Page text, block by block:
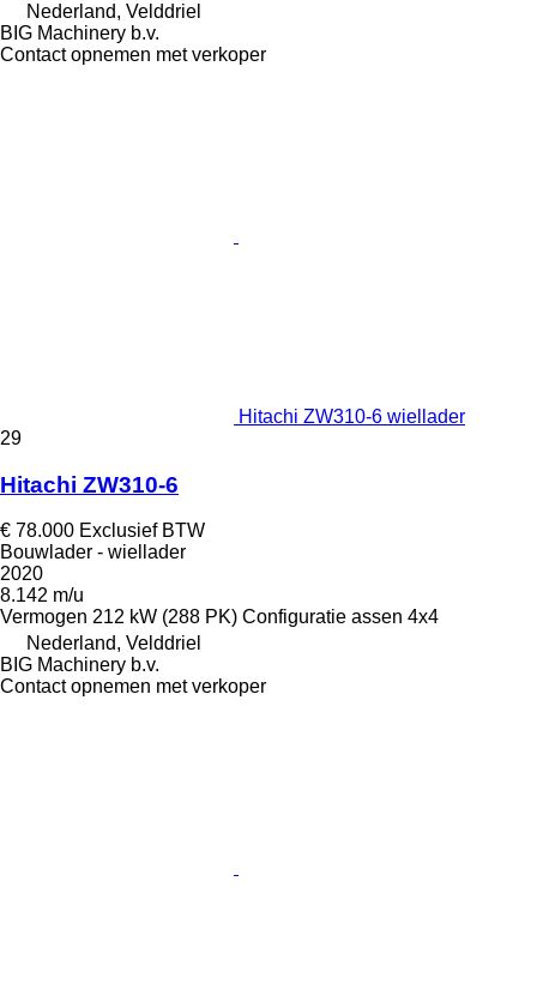
Nederland, Velddriel
BIG Machinery b.v.
Contact opnemen met verkoper
Hitachi ZW310-6 wiellader
29
Hitachi ZW310-6
€ 78.000 Exclusief BTW
Bouwlader - wiellader
2020
8.142 m/u
Vermogen 212 kW (288 PK) Configuratie assen 4x4
Nederland, Velddriel
BIG Machinery b.v.
Contact opnemen met verkoper